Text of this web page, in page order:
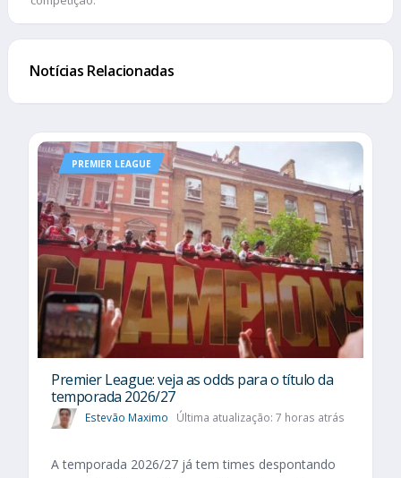
Notícias Relacionadas
PREMIER LEAGUE
Premier League: veja as odds para o título da
temporada 2026/27
Estevão Maximo Última atualização: 7 horas atrás
A temporada 2026/27 já tem times despontando